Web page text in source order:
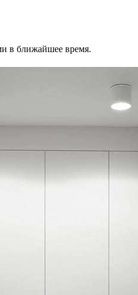
в ближайшее время.